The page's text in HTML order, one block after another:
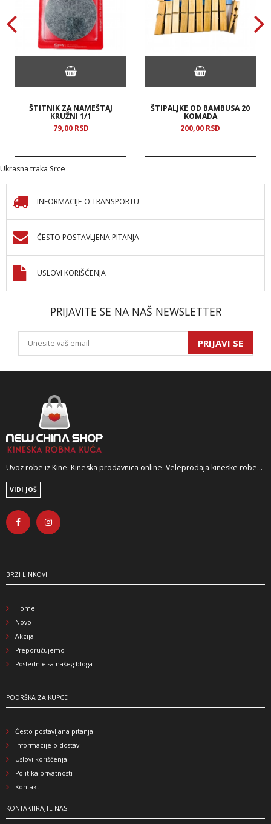
ŠTITNIK ZA NAMEŠTAJ
KRUŽNI 1/1
79,00 RSD
ŠTIPALJKE OD BAMBUSA 20
KOMADA
200,00 RSD
Ukrasna traka Srce
INFORMACIJE O TRANSPORTU
ČESTO POSTAVLJENA PITANJA
USLOVI KORIŠĆENJA
PRIJAVITE SE NA NAŠ NEWSLETTER
PRIJAVI SE
Uvoz robe iz Kine. Kineska prodavnica online. Veleprodaja kineske robe...
VIDI JOŠ
BRZI LINKOVI
Home
Novo
Akcija
Preporučujemo
Poslednje sa našeg bloga
PODRŠKA ZA KUPCE
Često postavljana pitanja
Informacije o dostavi
Uslovi korišćenja
Politika privatnosti
Kontakt
KONTAKTIRAJTE NAS